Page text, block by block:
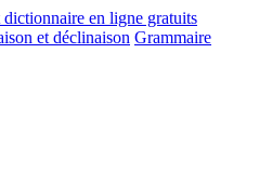
et déclinaison Grammaire